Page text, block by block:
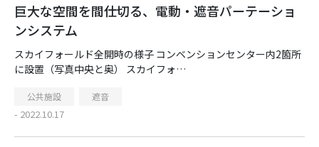
巨大な空間を間仕切る、電動・遮音パーテーショ
ンシステム
スカイフォールド全開時の様子 コンベンションセンター内2箇所
に設置（写真中央と奥） スカイフォ…
公共施設 遮音
- 2022.10.17